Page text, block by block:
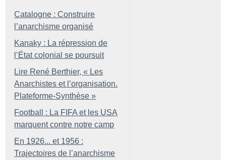
Catalogne : Construire
l’anarchisme organisé
Kanaky : La répression de
l’État colonial se poursuit
Lire René Berthier, « Les
Anarchistes et l’organisation.
Plateforme-Synthèse »
Football : La FIFA et les USA
marquent contre notre camp
En 1926... et 1956 :
Trajectoires de l’anarchisme